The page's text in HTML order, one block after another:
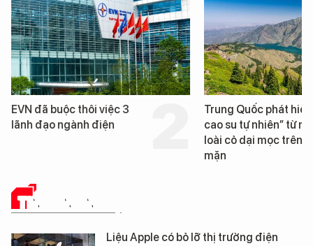
Trung Quốc phát hiện “mỏ
cao su tự nhiên” từ một
Loạt dự án bất động
Đà Nẵng sắp bị kiểm
TIN CÔNG NGHỆ
Liệu Apple có bỏ lỡ thị trường điện